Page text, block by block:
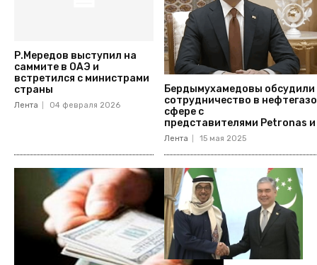
Р.Мередов выступил на
саммите в ОАЭ и
встретился с министрами
страны
Лента 04 февраля 2026
Бердымухамедовы обсудили
сотрудничество в
сфере с
представителями Petronas и
Лента 15 мая 2025